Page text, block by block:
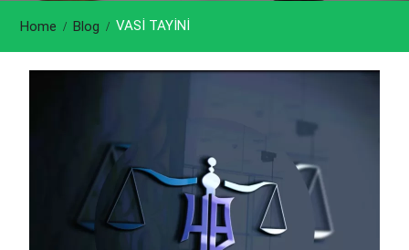
Home Blog VASİ TAYİNİ